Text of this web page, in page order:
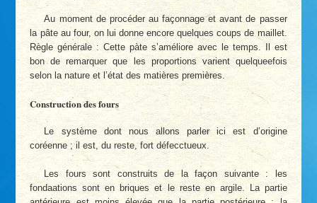
Au moment de procéder au façonnage et avant de passer
la pâte au four, on lui donne encore quelques coups de maillet.
Règle générale : Cette pàte s’améliore avec le temps. Il est
bon de remarquer que les proportions varient quelqueefois
selon la nature et l’état des matières premières.
Construction des fours
Le système dont nous allons parler ici est d’origine
coréenne ; il est, du reste, fort défecctueux.
Les fours sont construits de la façon suivante : les
fondaations sont en briques et le reste en argile. La partie